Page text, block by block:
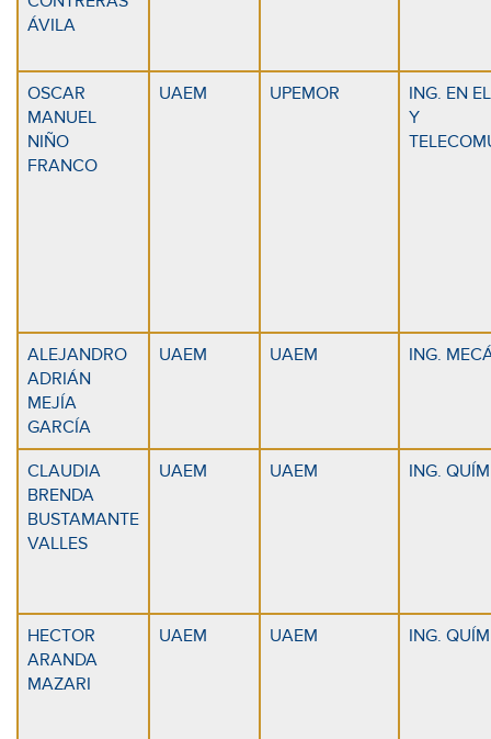
ÁVILA
OSCAR
MANUEL
NIÑO
FRANCO
UAEM UPEMOR
ING. EN
Y
ALEJANDRO
ADRIÁN
MEJÍA
GARCÍA
UAEM UAEM ING.
CLAUDIA
BRENDA
BUSTAMANTE
VALLES
UAEM UAEM ING.
HECTOR
ARANDA
MAZARI
UAEM UAEM ING.